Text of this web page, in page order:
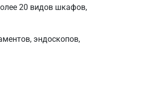
20 видов шкафов,
эндоскопов,